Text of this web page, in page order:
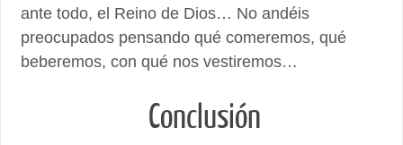
ante todo, el Reino de Dios… No andéis
preocupados pensando qué comeremos, qué
beberemos, con qué nos vestiremos…
Conclusión